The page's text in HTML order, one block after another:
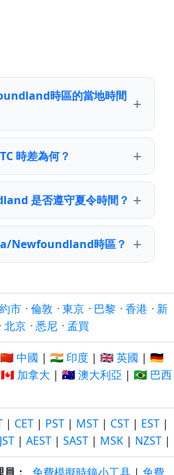
時區的當地時間
時差為何？
是否遵守夏令時間？
Newfoundland時區？
市 · 倫敦 · 東京 · 巴黎 · 香港 · 新
· 北京 · 悉尼 · 孟買
🇨🇳 中國 | 🇮🇳 印度 | 🇬🇧 英國 | 🇩🇪
🇨🇦 加拿大 | 🇦🇺 澳大利亞 | 🇧🇷 巴西
| CET | PST | MST | CST | EST |
JST | AEST | SAST | MSK | NZST |